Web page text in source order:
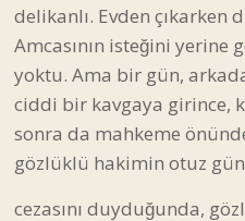
delikanlı. Evden çıkarken
Amcasının isteğini yerine
yoktu. Ama bir gün,
ciddi bir kavgaya girince,
sonra da mahkeme
gözlüklü hakimin otuz
cezasını duyduğunda,